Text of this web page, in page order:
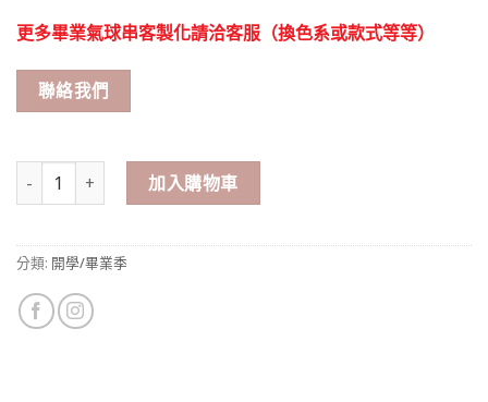
更多畢業氣球串客製化請洽客服（換色系或款式等等）
聯絡我們
畢業氣球串-地球儀款 數量加入購物車
分類: 開學/畢業季